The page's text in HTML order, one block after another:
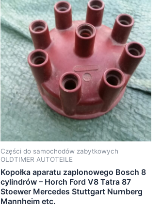
Części do samochodów zabytkowych
OLDTIMER AUTOTEILE
Kopołka aparatu zaplonowego Bosch 8
cylindrów – Horch Ford V8 Tatra 87
Stoewer Mercedes Stuttgart Nurnberg
Mannheim etc.